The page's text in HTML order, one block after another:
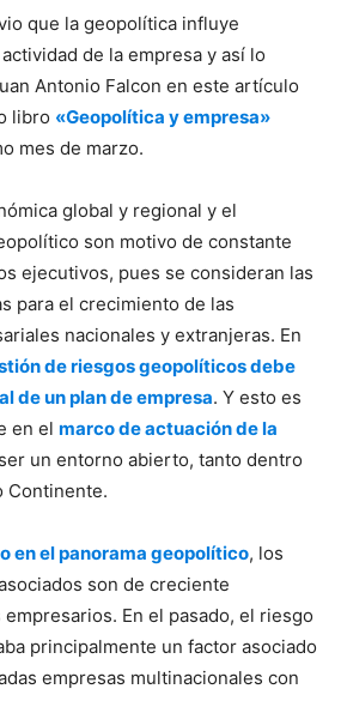
que la geopolítica influye
de la empresa y así lo
Antonio Falcon en este artículo
libro «Geopolítica y empresa»
mes de marzo.
global y regional y el
son motivo de constante
ejecutivos, pues se consideran las
para el crecimiento de las
nacionales y extranjeras. En
de riesgos geopolíticos debe
de un plan de empresa. Y esto es
en el marco de actuación de la
un entorno abierto, tanto dentro
Continente.
en el panorama geopolítico, los
son de creciente
En el pasado, el riesgo
principalmente un factor asociado
empresas multinacionales con